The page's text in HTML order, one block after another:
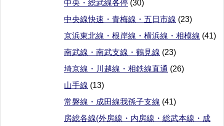
中央・総武線各停 (30)
中央線快速・青梅線・五日市線 (23)
京浜東北線・根岸線・横浜線・相模線 (41)
南武線・南武支線・鶴見線 (23)
埼京線・川越線・相鉄線直通 (26)
山手線 (13)
常磐線・成田線我孫子支線 (41)
房総各線(外房線・内房線・総武本線・成